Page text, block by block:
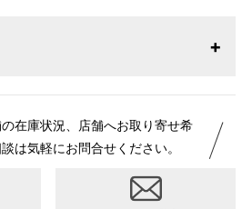
在庫状況、店舗へお取り寄せ希
は気軽にお問合せください。